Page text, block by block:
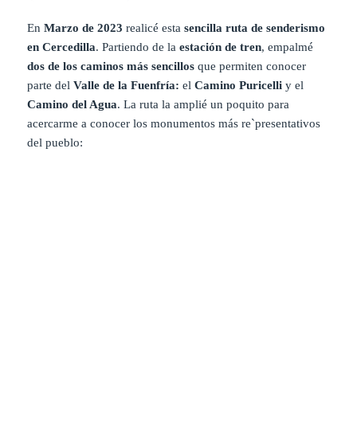
EnMarzo de 2023 realicé estasencilla ruta de senderismo
en Cercedilla. Partiendo de laestación de tren, empalmé
dos de los caminos más sencillos que permiten conocer
parte del Valle de la Fuenfría: el Camino Puricelliy el
Camino del Agua. La ruta la amplié un poquito para
acercarme a conocer los monumentos más re`presentativos
del pueblo: